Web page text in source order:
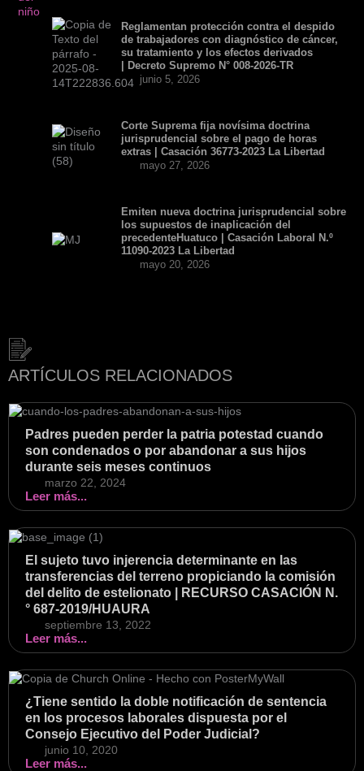
Reglamentan protección contra el despido
de trabajadores con diagnóstico de cáncer,
su tratamiento y los efectos derivados
| Decreto Supremo N° 008-2026-TR
junio 5, 2026
Corte Suprema fija novísima doctrina
jurisprudencial sobre el pago de horas
extras | Casación 36773-2023 La Libertad
mayo 27, 2026
Emiten nueva doctrina jurisprudencial sobre
los supuestos de inaplicación del
precedenteHuatuco | Casación Laboral N.º
11090-2023 La Libertad
mayo 20, 2026
ARTÍCULOS RELACIONADOS
Padres pueden perder la patria potestad cuando
son condenados o por abandonar a sus hijos
durante seis meses continuos
marzo 22, 2024
Leer más...
El sujeto tuvo injerencia determinante en las
transferencias del terreno propiciando la comisión
del delito de estelionato | RECURSO CASACIÓN N.
° 687-2019/HUAURA
septiembre 13, 2022
Leer más...
¿Tiene sentido la doble notificación de sentencia
en los procesos laborales dispuesta por el
Consejo Ejecutivo del Poder Judicial?
junio 10, 2020
Leer más...